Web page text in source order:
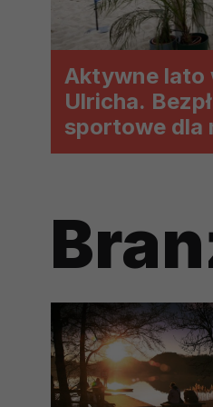
Aktywne lato
Ulricha.
sportowe dla
Warszawy